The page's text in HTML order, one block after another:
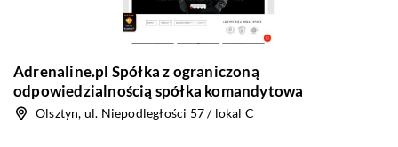
Adrenaline.pl Spółka z ograniczoną
odpowiedzialnością spółka komandytowa
Olsztyn, ul. Niepodległości 57 / lokal C